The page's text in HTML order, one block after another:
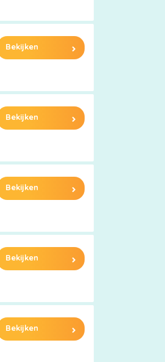
Bekijken
Bekijken
Bekijken
Bekijken
Bekijken